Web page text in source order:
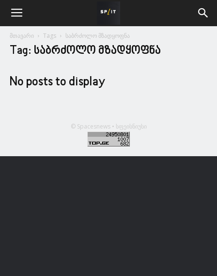
მთავარი Tags საბრძოლო მზადყოფნა
Tag: საბრძოლო მზადყოფნა
No posts to display
© Spacesnews • სფეისნიუსი